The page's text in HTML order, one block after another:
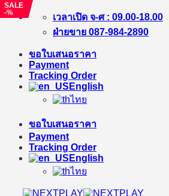
Skip
เวลาเปิด จ-ศ : 09.00-18.00
ฝ่ายขาย 087-984-2890
ขอใบเสนอราคา
Payment
Tracking Order
English
ไทย
ขอใบเสนอราคา
Payment
Tracking Order
English
ไทย
SALE
-%
SALE
-%
SALE
-%
SALE
-10%